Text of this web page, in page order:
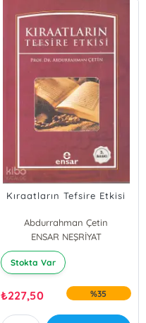
Kıraatların Tefsire Etkisi
Abdurrahman Çetin
ENSAR NEŞRİYAT
Stokta Var
₺227,50 %35